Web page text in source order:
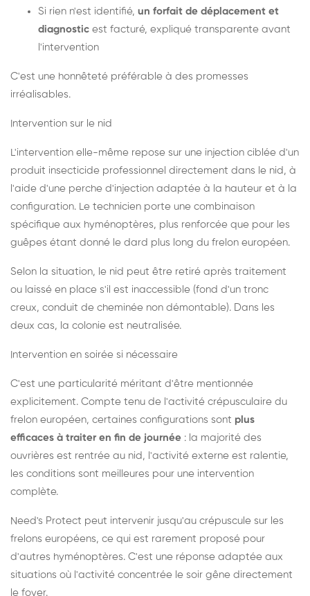
Si rien n'est identifié, un forfait de déplacement et
diagnostic est facturé, expliqué transparente avant
l'intervention
C'est une honnêteté préférable à des promesses
irréalisables.
Intervention sur le nid
L'intervention elle-même repose sur une injection ciblée d'un
produit insecticide professionnel directement dans le nid, à
l'aide d'une perche d'injection adaptée à la hauteur et à la
configuration. Le technicien porte une combinaison
spécifique aux hyménoptères, plus renforcée que pour les
guêpes étant donné le dard plus long du frelon européen.
Selon la situation, le nid peut être retiré après traitement
ou laissé en place s'il est inaccessible (fond d'un tronc
creux, conduit de cheminée non démontable). Dans les
deux cas, la colonie est neutralisée.
Intervention en soirée si nécessaire
C'est une particularité méritant d'être mentionnée
explicitement. Compte tenu de l'activité crépusculaire du
frelon européen, certaines configurations sont plus
efficaces à traiter en fin de journée : la majorité des
ouvrières est rentrée au nid, l'activité externe est ralentie,
les conditions sont meilleures pour une intervention
complète.
Need's Protect peut intervenir jusqu'au crépuscule sur les
frelons européens, ce qui est rarement proposé pour
d'autres hyménoptères. C'est une réponse adaptée aux
situations où l'activité concentrée le soir gêne directement
le foyer.